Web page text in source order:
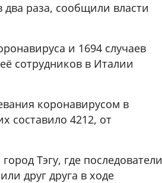
раза, сообщили власти
и 1694 случаев
сотрудников в Италии
коронавирусом в
составило 4212, от
Тэгу, где последователи
друг друга в ходе